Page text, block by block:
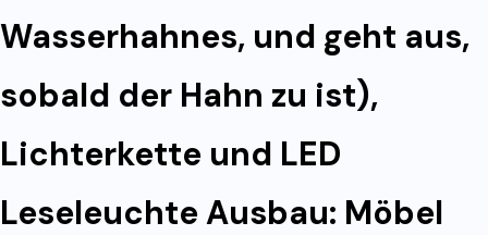
Wasserhahnes, und geht aus,
sobald der Hahn zu ist),
Lichterkette und LED
Leseleuchte Ausbau: Möbel